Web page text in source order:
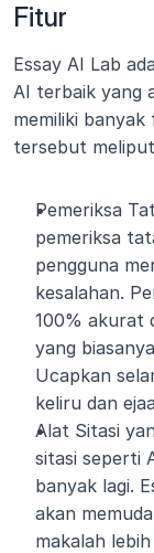
Fitur
Essay AI Lab
AI terbaik yang
memiliki
tersebut
Pemeriksa
pemeriksa
pengguna
kesalahan.
100% akurat
yang
Ucapkan
keliru dan
Alat Sitasi
sitasi seperti
banyak lagi.
akan
makalah